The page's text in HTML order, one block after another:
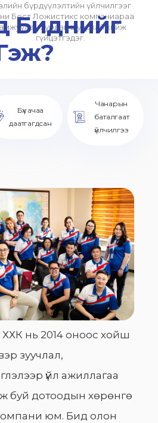
бүрдүүлэлтийн үйлчилгээг
Бест Ложистикс компаниараа
хурдан шуурхай хийж
гүйцэтгэдэг.
Биднийг
Бүх ачаа
даатгагдсан
Чанарын
баталгаат
үйлчилгээ
нь 2014 оноос хойш
зуучлал,
үйл ажиллагаа
буй дотоодын хөрөнгө
юм. Бид олон